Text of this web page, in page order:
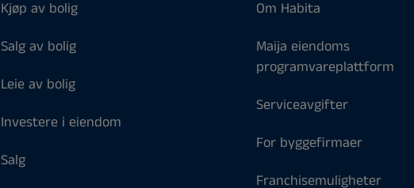
Kjøp av bolig
Salg av bolig
Leie av bolig
Investere i eiendom
Salg
Om Habita
Maija eiendoms
programvareplattform
Serviceavgifter
For byggefirmaer
Franchisemuligheter